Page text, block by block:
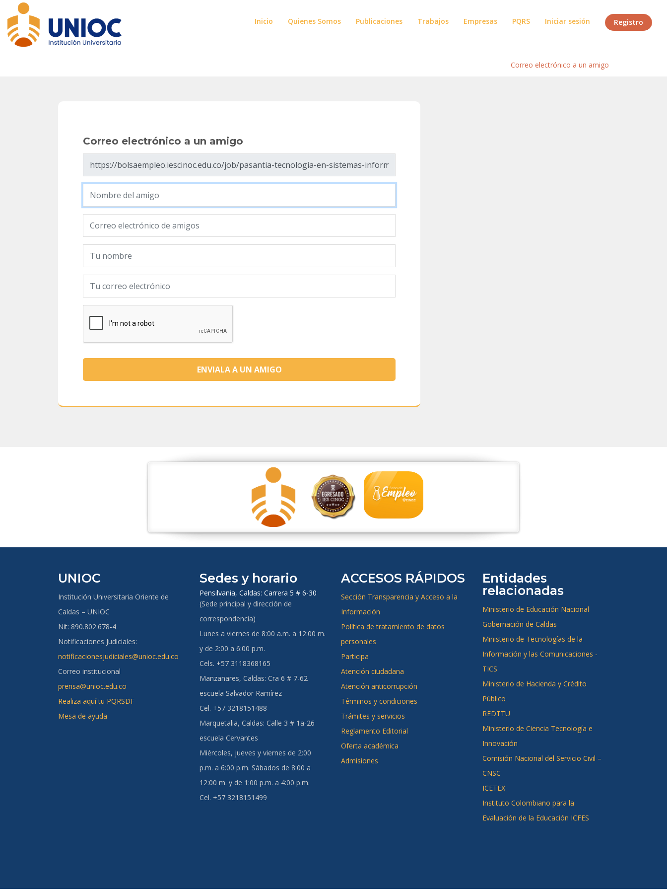
Inicio Quienes Somos Publicaciones Trabajos Empresas PQRS Iniciar sesión Registro
Correo electrónico a un amigo
Correo electrónico a un amigo
UNIOC
Institución Universitaria Oriente de
Caldas – UNIOC
Nit: 890.802.678-4
Notificaciones Judiciales:
notificacionesjudiciales@unioc.edu.co
Correo institucional
prensa@unioc.edu.co
Realiza aquí tu PQRSDF
Mesa de ayuda
Sedes y horario
Pensilvania, Caldas: Carrera 5 # 6-30
(Sede principal y dirección de
correspondencia)
Lunes a viernes de 8:00 a.m. a 12:00 m.
y de 2:00 a 6:00 p.m.
Cels. +57 3118368165
Manzanares, Caldas: Cra 6 # 7-62
escuela Salvador Ramírez
Cel. +57 3218151488
Marquetalia, Caldas: Calle 3 # 1a-26
escuela Cervantes
Miércoles, jueves y viernes de 2:00
p.m. a 6:00 p.m. Sábados de 8:00 a
12:00 m. y de 1:00 p.m. a 4:00 p.m.
Cel. +57 3218151499
ACCESOS RÁPIDOS
Sección Transparencia y Acceso a la
Información
Política de tratamiento de datos
personales
Participa
Atención ciudadana
Atención anticorrupción
Términos y condiciones
Trámites y servicios
Reglamento Editorial
Oferta académica
Admisiones
Entidades
relacionadas
Ministerio de Educación Nacional
Gobernación de Caldas
Ministerio de Tecnologías de la
Información y las Comunicaciones -
TICS
Ministerio de Hacienda y Crédito
Público
REDTTU
Ministerio de Ciencia Tecnología e
Innovación
Comisión Nacional del Servicio Civil –
CNSC
ICETEX
Instituto Colombiano para la
Evaluación de la Educación ICFES